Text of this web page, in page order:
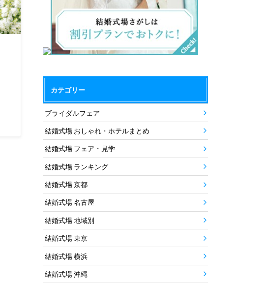
カテゴリー
ブライダルフェア
結婚式場 おしゃれ・ホテルまとめ
結婚式場 フェア・見学
結婚式場 ランキング
結婚式場 京都
結婚式場 名古屋
結婚式場 地域別
結婚式場 東京
結婚式場 横浜
結婚式場 沖縄